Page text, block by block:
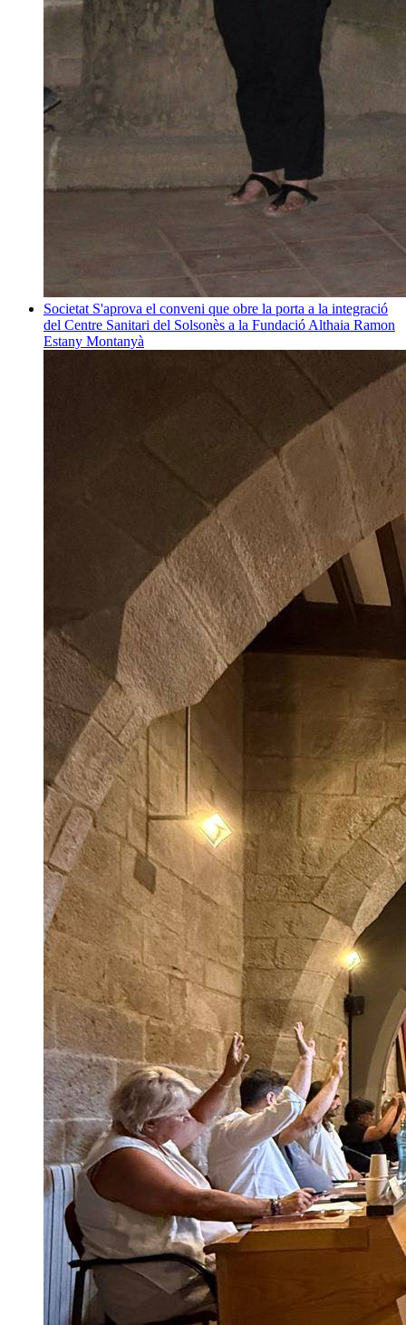
Societat S'aprova el conveni que obre la porta a la integració
del Centre Sanitari del Solsonès a la Fundació Althaia Ramon
Estany Montanyà